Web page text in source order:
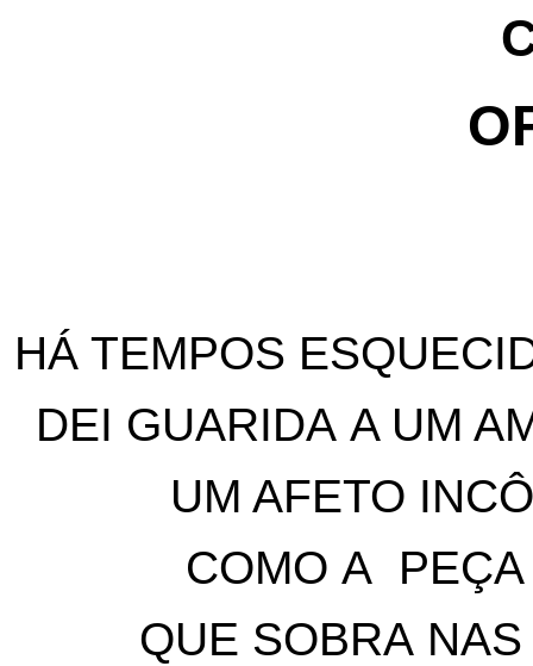
HÁ TEMPOS
DEI GUARIDA A UM
UM AFETO
COMO A
QUE SOBRA